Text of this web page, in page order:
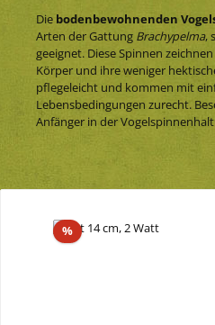
Die bodenbewohnenden
Arten der Gattung Brachypelma,
geeignet. Diese Spinnen
Körper und ihre weniger
pflegeleicht und kommen mit
Lebensbedingungen zurecht.
Anfänger in der
%Rabatt